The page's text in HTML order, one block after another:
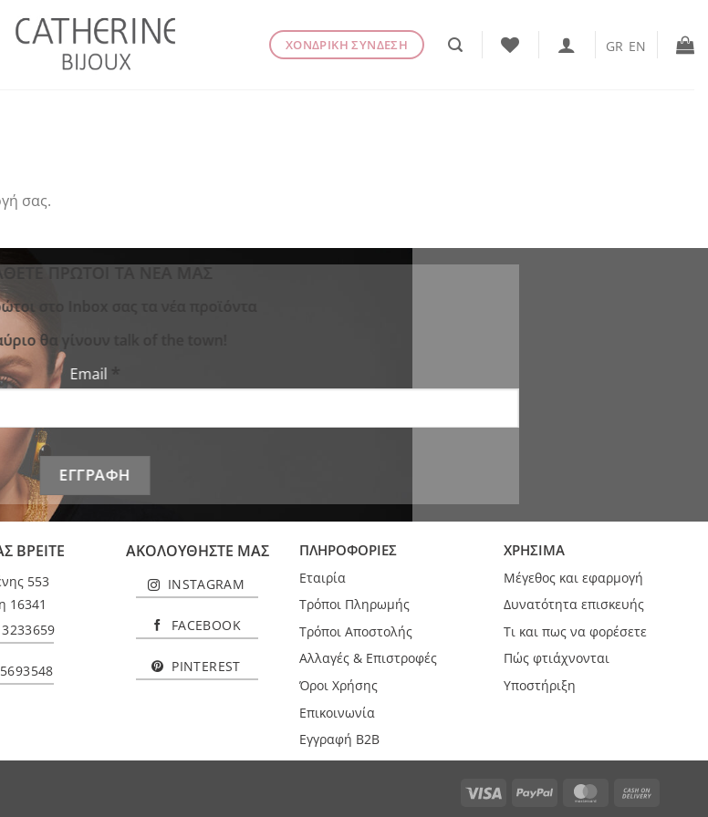
ΧΟΝΔΡΙΚΗ ΣΥΝΔΕΣΗ GR EN
σας.
ΠΡΩΤΟΙ ΤΑ ΝΕΑ ΜΑΣ
στο Inbox σας τα νέα προϊόντα
θα γίνουν talk of the town!
Email
ΒΡΕΙΤΕ
553
16341
ΑΚΟΛΟΥΘΗΣΤΕ ΜΑΣ
INSTAGRAM
FACEBOOK
PINTEREST
ΠΛΗΡΟΦΟΡΙΕΣ
Εταιρία
Τρόποι Πληρωμής
Τρόποι Αποστολής
Αλλαγές & Επιστροφές
Όροι Χρήσης
Επικοινωνία
Εγγραφή B2B
ΧΡΗΣΙΜΑ
Μέγεθος και εφαρμογή
Δυνατότητα επισκευής
Τι και πως να φορέσετε
Πώς φτιάχνονται
Υποστήριξη
Visa PayPal MasterCard